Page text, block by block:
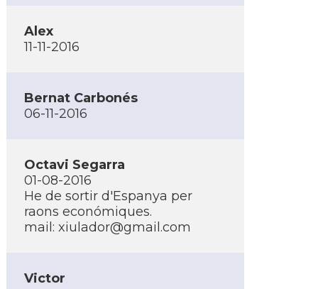
Alex
11-11-2016
Bernat Carbonés
06-11-2016
Octavi Segarra
01-08-2016
He de sortir d'Espanya per
raons económiques.
mail: xiulador@gmail.com
Victor